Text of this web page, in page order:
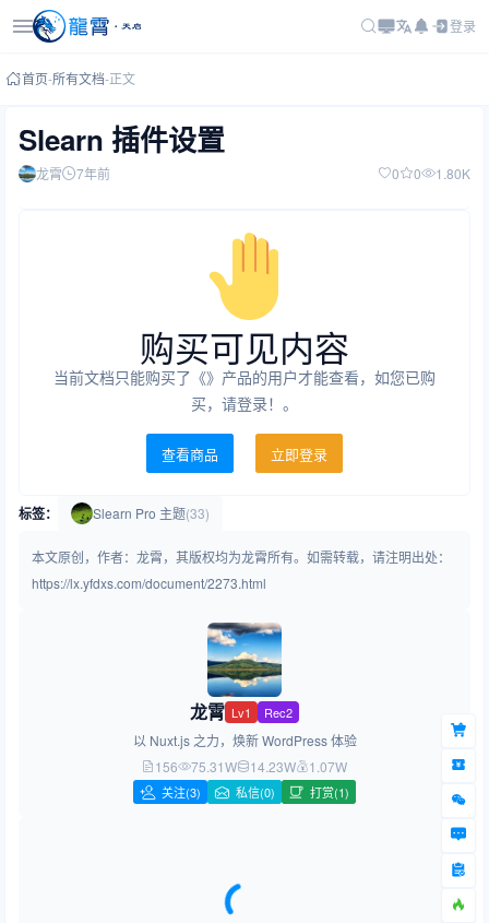
登录
首页-所有文档-正文
Slearn 插件设置
龙霄 7年前 0 0 1.80K
购买可见内容
当前文档只能购买了《》产品的用户才能查看，如您已购
买，请登录！。
查看商品 立即登录
标签： Slearn Pro 主题(33)
本文原创，作者：龙霄，其版权均为龙霄所有。如需转载，请注明出处：
https://lx.yfdxs.com/document/2273.html
龙霄 Lv1 Rec2
以 Nuxt.js 之力，焕新 WordPress 体验
156
75.31W 14.23W 1.07W
关注(3) 私信(0) 打赏(1)